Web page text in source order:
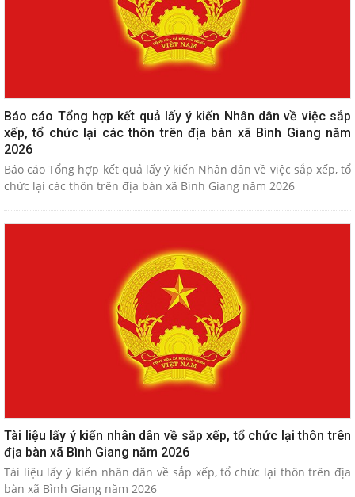
Báo cáo Tổng hợp kết quả lấy ý kiến Nhân dân về việc sắp
xếp, tổ chức lại các thôn trên địa bàn xã Bình Giang năm
2026
Báo cáo Tổng hợp kết quả lấy ý kiến Nhân dân về việc sắp xếp, tổ
chức lại các thôn trên địa bàn xã Bình Giang năm 2026
Tài liệu lấy ý kiến nhân dân về sắp xếp, tổ chức lại thôn trên
địa bàn xã Bình Giang năm 2026
Tài liệu lấy ý kiến nhân dân về sắp xếp, tổ chức lại thôn trên địa
bàn xã Bình Giang năm 2026